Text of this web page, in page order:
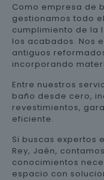
Como empresa de
gestionamos todo
cumplimiento de la
los acabados. Nos
antiguos
incorporando
Entre nuestros
baño desde cero,
revestimientos,
eficiente.
Si buscas expertos
Rey, Jaén,
conocimientos
espacio con